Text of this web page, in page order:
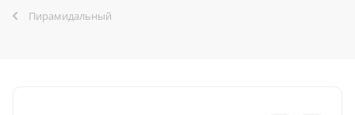
Пирамидальный